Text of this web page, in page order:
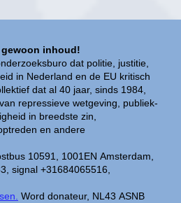
inhoud!
dat politie, justitie,
in Nederland en de EU kritisch
dat al 40 jaar, sinds 1984,
repressieve wetgeving, publiek-
in breedste zin,
en andere
10591, 1001EN Amsterdam,
signal +31684065516,
Word donateur, NL43 ASNB